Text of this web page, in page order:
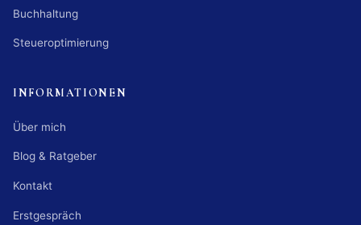
Buchhaltung
Steueroptimierung
INFORMATIONEN
Über mich
Blog & Ratgeber
Kontakt
Erstgespräch